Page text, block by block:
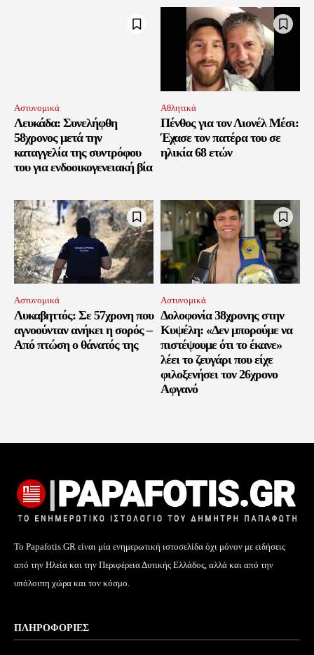
Αστυνομικά
Λευκάδα: Συνελήφθη
58χρονος μετά την
καταγγελία της συντρόφου
του για ενδοοικογενειακή βία
Αθλητικά
Πένθος για τον Λιονέλ Μέσι:
Έχασε τον πατέρα του σε
ηλικία 68 ετών
Αστυνομικά
Λυκαβηττός: Σε 57χρονη που
αγνοούνταν ανήκει η σορός –
Από πτώση ο θάνατός της
Αστυνομικά
Δολοφονία 38χρονης στην
Κυψέλη: «Δεν μπορούμε να
πιστέψουμε ότι το έκανε»
λέει το ζευγάρι που είχε
φιλοξενήσει τον 26χρονο
Αφγανό
Το Papafotis.GR είναι μία ενημερωτική ιστοσελίδα όχι μόνον με ειδήσεις
από την Ηλεία και την Περιφέρεια Δυτικής Ελλάδος, αλλά και από την
υπόλοιπη χώρα και τον κόσμο.
ΠΛΗΡΟΦΟΡΊΕΣ